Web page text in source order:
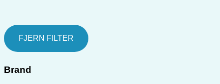
FJERN FILTER
Brand